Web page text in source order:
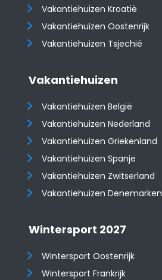
Vakantiehuizen Kroatië
​​​​​​​Vakantiehuizen Oostenrijk
Vakantiehuizen Tsjechië
Vakantiehuizen
Vakantiehuizen België
Vakantiehuizen Nederland
Vakantiehuizen Griekenland
Vakantiehuizen Spanje
​​​​​​​Vakantiehuizen Zwitserland
Vakantiehuizen Denemarken
Wintersport 2027
Wintersport Oostenrijk
Wintersport Frankrijk